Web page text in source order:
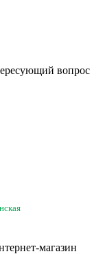
вопрос
магазин